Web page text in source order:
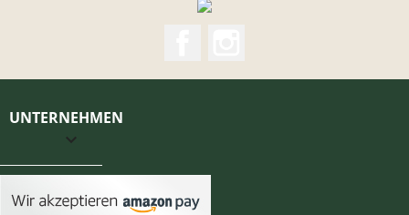
UNTERNEHMEN
